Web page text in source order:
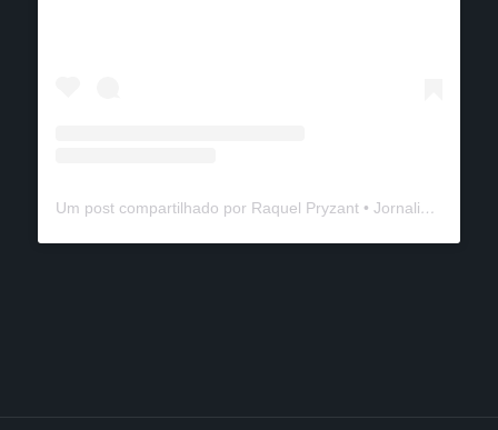
Um post compartilhado por Raquel Pryzant • Jornalismo de Viagem (@solanomundo)